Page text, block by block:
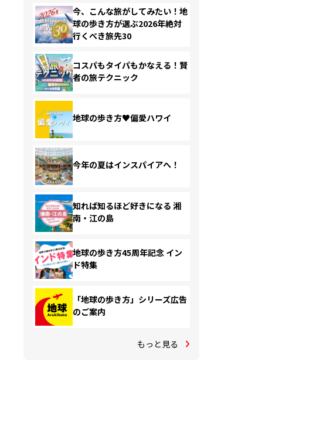
今、こんな旅がしてみたい！地
球の歩き方が選ぶ2026年絶対
行くべき旅先30
コスパもタイパもかなえる！賢
者の旅テクニック
地球の歩き方♥偏愛ハワイ
今年の夏はインスパイアへ！
知れば知るほど好きになる 湘
南・江の島
地球の歩き方45周年記念 イン
ド特集
「地球の歩き方」シリーズ広告
のご案内
もっと見る